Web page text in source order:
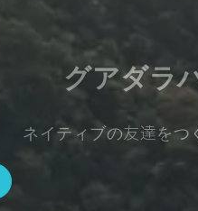
グアダラ
ネイティブの友達をつ